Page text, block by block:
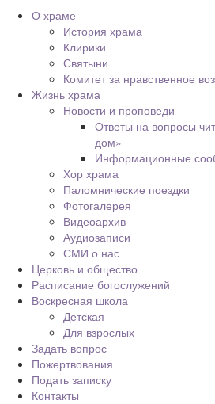
О храме
История храма
Клирики
Святыни
Комитет за нравственное
Жизнь храма
Новости и проповеди
Ответы на вопросы
дом»
Информационные
Хор храма
Паломнические поездки
Фотогалерея
Видеоархив
Аудиозаписи
СМИ о нас
Церковь и общество
Расписание богослужений
Воскресная школа
Детская
Для взрослых
Задать вопрос
Пожертвования
Подать записку
Контакты